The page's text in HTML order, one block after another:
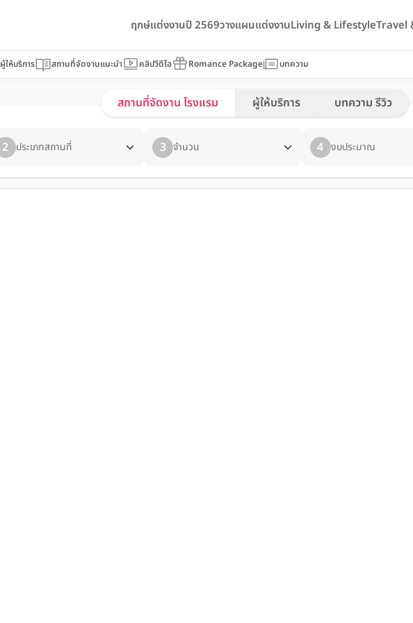
ฤกษ์แต่งงานปี 2569วางแผนแต่งงานLiving & LifestyleTravel
ผู้ให้บริการ สถานที่จัดงานแนะนำ คลิปวีดีโอ Romance Package บทความ
สถานที่จัดงาน โรงแรม ผู้ให้บริการ บทความ รีวิว
2 ประเภทสถานที่ 3 จำนวน 4 งบประมาณ